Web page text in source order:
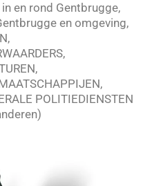
in en rond Gentbrugge,
en omgeving,
POLITIEDIENSTEN